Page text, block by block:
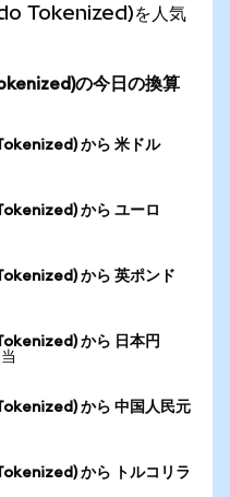
Tokenized)を人気
の今日の換算
から 米ドル
から ユーロ
から 英ポンド
から 日本円
から 中国人民元
から トルコリラ